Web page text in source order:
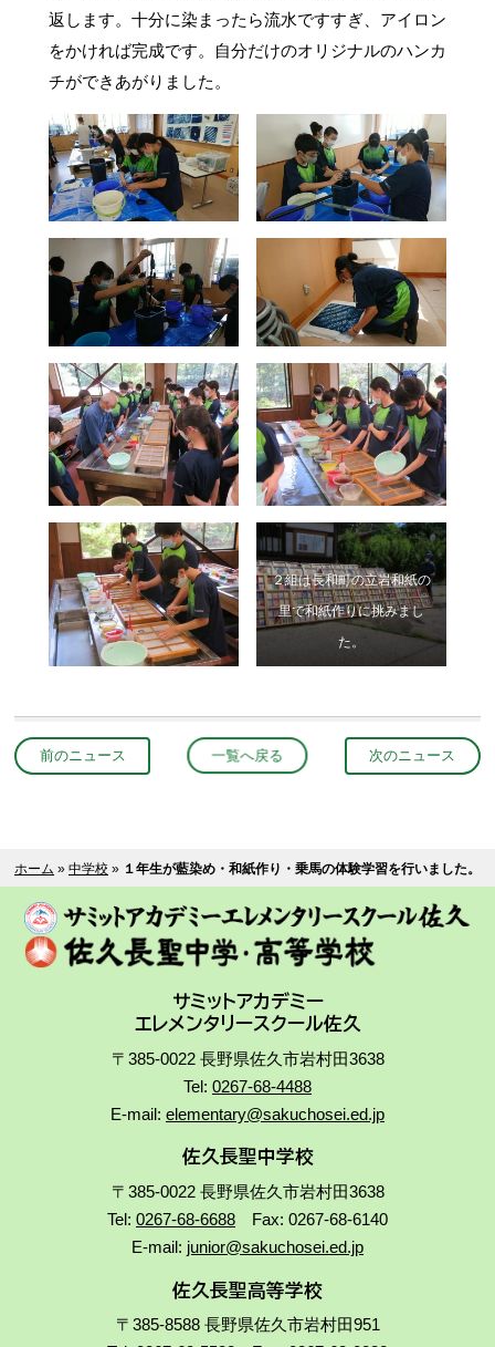
返します。十分に染まったら流水ですすぎ、アイロン
をかければ完成です。自分だけのオリジナルのハンカ
チができあがりました。
２組は長和町の立岩和紙の
里で和紙作りに挑みまし
た。
前のニュース 一覧へ戻る 次のニュース
ホーム » 中学校 » １年生が藍染め・和紙作り・乗馬の体験学習を行いました。
サミットアカデミー
エレメンタリースクール佐久
〒385-0022 長野県佐久市岩村田3638
Tel: 0267-68-4488
E-mail: elementary@sakuchosei.ed.jp
佐久長聖中学校
〒385-0022 長野県佐久市岩村田3638
Tel: 0267-68-6688 Fax: 0267-68-6140
E-mail: junior@sakuchosei.ed.jp
佐久長聖高等学校
〒385-8588 長野県佐久市岩村田951